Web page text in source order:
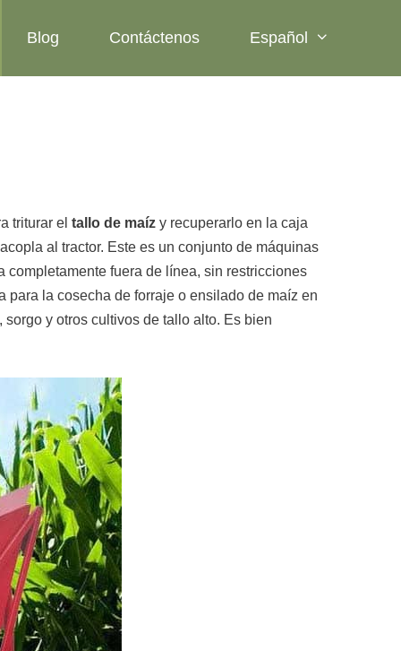
Blog Contáctenos Español
triturar el tallo de maíz y recuperarlo en la caja
al tractor. Este es un conjunto de máquinas
fuera de línea, sin restricciones
la cosecha de forraje o ensilado de maíz en
y otros cultivos de tallo alto. Es bien